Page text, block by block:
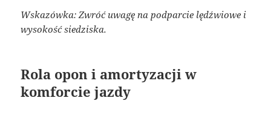
Wskazówka: Zwróć uwagę na podparcie lędźwiowe i
wysokość siedziska.
Rola opon i amortyzacji w
komforcie jazdy